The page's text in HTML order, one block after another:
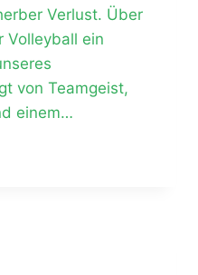
Verlust. Über
Volleyball ein
von Teamgeist,
einem…